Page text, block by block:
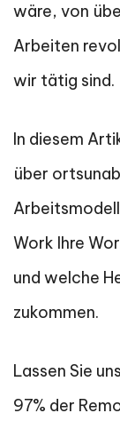
wäre, von
Arbeiten
wir tätig sind.
In diesem
über
Work Ihre
und welche
zukommen.
Lassen Sie
97% der